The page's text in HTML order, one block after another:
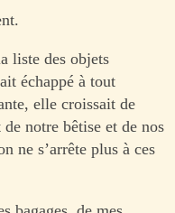
liste des objets
échappé à tout
elle croissait de
notre bêtise et de nos
ne s’arrête plus à ces